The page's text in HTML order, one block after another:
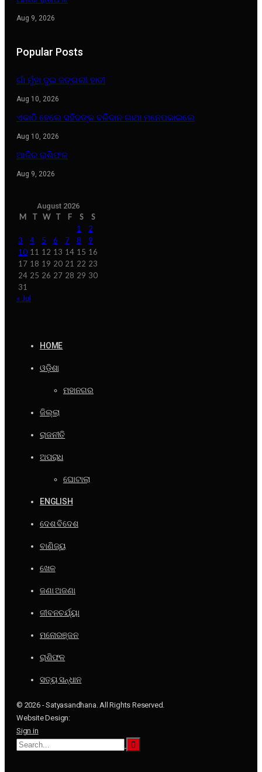
Aug 9, 2026
Popular Posts
ଗାଁ ମୁଁହା ଦୁଇ ଜଙ୍ଗଲୀ ହାତୀ
Aug 10, 2026
ଏକାଠି ହେଲେ ସହିଦଙ୍କ ବଳିଦାନ ଗାଥା ମନେପକାଇଲେ
Aug 10, 2026
ଆଜିର ରାଶିଫଳ
Aug 9, 2026
August 2026
M T W T F S
S
1
2
3
4 5 6 7 8
9
10 11 12 13 14 15 16
17 18 19 20 21 22 23
24 25 26 27 28 29 30
31
« Jul
HOME
ଓଡ଼ିଶା
ମହାନଗର
ଜିଲ୍ଲା
ରାଜନୀତି
ଅପରାଧ
ଘୋଟାଲା
ENGLISH
ଦେଶ ବିଦେଶ
ବାଣିଜ୍ୟ
ଖେଳ
ଜଣା ଅଜଣା
ଜୀବନଚର୍ଯ୍ୟା
ମନୋରଞ୍ଜନ
ରାଶିଫଳ
ସତ୍ୟ ସନ୍ଧାନ
© 2026 - Satyasandhana. All Rights Reserved.
Website Design:
Sign in